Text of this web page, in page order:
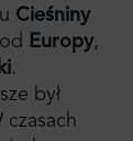
Cieśniny
od Europy,
.
był
czasach